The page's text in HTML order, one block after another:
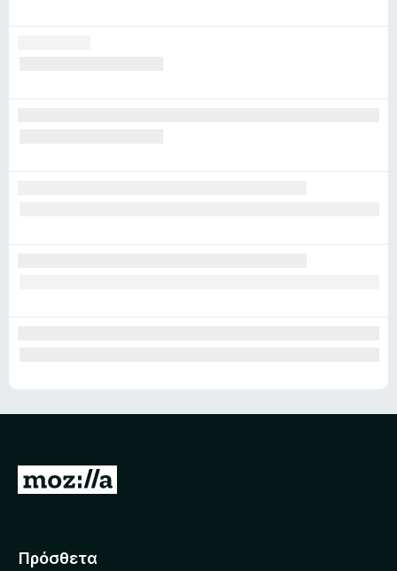
Μ
ά
Πρόσθετα